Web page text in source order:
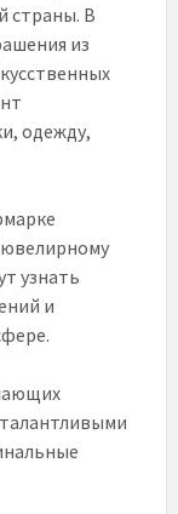
страны. В
из
одежду,
узнать
и